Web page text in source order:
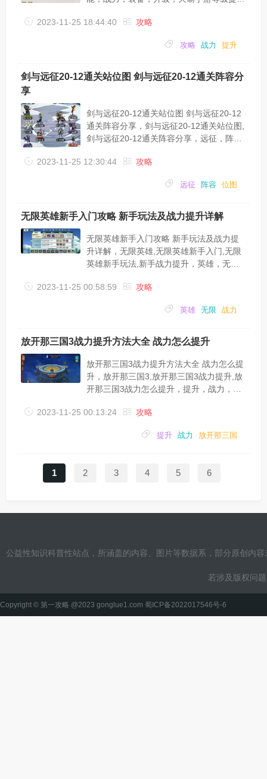
并不难，这个游戏设置了很多断档，可以依
探险、云游、洗尘、商会任务、寻灵等等，
主线等级继续做主线。到了39级之后很多玩
上找队友挂机刷怪，建议不要超过自身等级
太多，但...
2023-11-25 18:44:40 攻略
攻略 战力 提升
剑与远征20-12通关站位图 剑与远征20-12通关阵容分
享
剑与远征20-12通关站位图 剑与远征20-12
通关阵容分享，剑与远征20-12通关站位图,
剑与远征20-12通关阵容分享，远征，阵
与远征游戏中很多玩家都在打的一关，有点
就跟大家讲一讲20-12的通关阵容和站位
天，死弓极度恶心，开不出来大就母的了，
绑，小羊魅惑，蝴蝶控，这几种过法比较吃
战力，需要你女妖200...
2023-11-25 12:30:44 攻略
远征 阵容 位图
无限英雄新手入门攻略 新手玩法及战力提升详解
无限英雄新手入门攻略 新手玩法及战力提
升详解，无限英雄,无限英雄新手入门,无限
英雄新手玩法,新手战力提升，英雄，无
游中很多小伙伴不知道新手玩法及战力提
着大家了解一下无限英雄新手入门攻略;无
制的卡牌英雄游戏。一个队伍总共至多上阵
族)。上阵的5名英雄还可以激活羁绊属性提
高队伍的整体战斗力。激活的星数越高带
来...
2023-11-25 00:58:59 攻略
英雄 无限 战力
放开那三国3战力提升方法大全 战力怎么提升
放开那三国3战力提升方法大全 战力怎么提
升，放开那三国3,放开那三国3战力提升,放
开那三国3战力怎么提升，提升，战力，放
3中战力是非常重要的，那么在游戏中战力
那三国3战力提升方法大全，一起来看看
后，可以针对3星的副本关卡进行扫荡，以
扫荡，不...
2023-11-25 00:13:24 攻略
提升 战力 放开那三国
1 2 3 4 5 6
公益性知识科普性站点，所涵盖的内容、图片等数据系，部分原创内
若涉及版权问
Copyright © 第一攻略 @2023 gonglue1.com 蜀ICP备2022017546号-6